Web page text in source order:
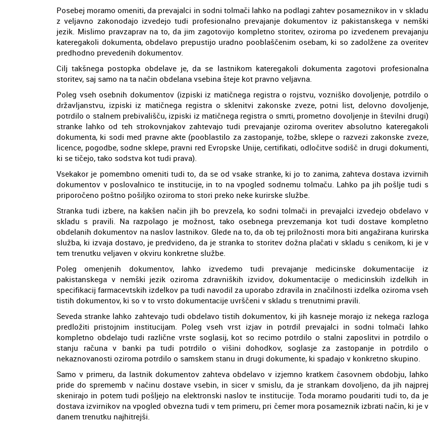
Posebej moramo omeniti, da prevajalci in sodni tolmači lahko na podlagi zahtev posameznikov in v skladu
z veljavno zakonodajo izvedejo tudi profesionalno prevajanje dokumentov iz pakistanskega v nemški
jezik. Mislimo pravzaprav na to, da jim zagotovijo kompletno storitev, oziroma po izvedenem prevajanju
kateregakoli dokumenta, obdelavo prepustijo uradno pooblaščenim osebam, ki so zadolžene za overitev
predhodno prevedenih dokumentov.
Cilj takšnega postopka obdelave je, da se lastnikom kateregakoli dokumenta zagotovi profesionalna
storitev, saj samo na ta način obdelana vsebina šteje kot pravno veljavna.
Poleg vseh osebnih dokumentov (izpiski iz matičnega registra o rojstvu, vozniško dovoljenje, potrdilo o
državljanstvu, izpiski iz matičnega registra o sklenitvi zakonske zveze, potni list, delovno dovoljenje,
potrdilo o stalnem prebivališču, izpiski iz matičnega registra o smrti, prometno dovoljenje in številni drugi)
stranke lahko od teh strokovnjakov zahtevajo tudi prevajanje oziroma overitev absolutno kateregakoli
dokumenta, ki sodi med pravne akte (pooblastilo za zastopanje, tožbe, sklepe o razvezi zakonske zveze,
licence, pogodbe, sodne sklepe, pravni red Evropske Unije, certifikati, odločitve sodišč in drugi dokumenti,
ki se tičejo, tako sodstva kot tudi prava).
Vsekakor je pomembno omeniti tudi to, da se od vsake stranke, ki jo to zanima, zahteva dostava izvirnih
dokumentov v poslovalnico te institucije, in to na vpogled sodnemu tolmaču. Lahko pa jih pošlje tudi s
priporočeno poštno pošiljko oziroma to stori preko neke kurirske službe.
Stranka tudi izbere, na kakšen način jih bo prevzela, ko sodni tolmači in prevajalci izvedejo obdelavo v
skladu s pravili. Na razpolago je možnost, tako osebnega prevzemanja kot tudi dostave kompletno
obdelanih dokumentov na naslov lastnikov. Glede na to, da ob tej priložnosti mora biti angažirana kurirska
služba, ki izvaja dostavo, je predvideno, da je stranka to storitev dožna plačati v skladu s cenikom, ki je v
tem trenutku veljaven v okviru konkretne službe.
Poleg omenjenih dokumentov, lahko izvedemo tudi prevajanje medicinske dokumentacije iz
pakistanskega v nemški jezik oziroma zdravniških izvidov, dokumentacije o medicinskih izdelkih in
specifikacij farmacevtskih izdelkov pa tudi navodil za uporabo zdravila in značilnosti izdelka oziroma vseh
tistih dokumentov, ki so v to vrsto dokumentacije uvrščeni v skladu s trenutnimi pravili.
Seveda stranke lahko zahtevajo tudi obdelavo tistih dokumentov, ki jih kasneje morajo iz nekega razloga
predložiti pristojnim institucijam. Poleg vseh vrst izjav in potrdil prevajalci in sodni tolmači lahko
kompletno obdelajo tudi različne vrste soglasij, kot so recimo potrdilo o stalni zaposlitvi in potrdilo o
stanju računa v banki pa tudi potrdilo o višini dohodkov, soglasje za zastopanje in potrdilo o
nekaznovanosti oziroma potrdilo o samskem stanu in drugi dokumente, ki spadajo v konkretno skupino.
Samo v primeru, da lastnik dokumentov zahteva obdelavo v izjemno kratkem časovnem obdobju, lahko
pride do sprememb v načinu dostave vsebin, in sicer v smislu, da je strankam dovoljeno, da jih najprej
skenirajo in potem tudi pošljejo na elektronski naslov te institucije. Toda moramo poudariti tudi to, da je
dostava izvirnikov na vpogled obvezna tudi v tem primeru, pri čemer mora posameznik izbrati način, ki je v
danem trenutku najhitrejši.